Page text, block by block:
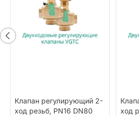
Клапан регулирующий 2-
ход резьб, PN16 DN80
ход